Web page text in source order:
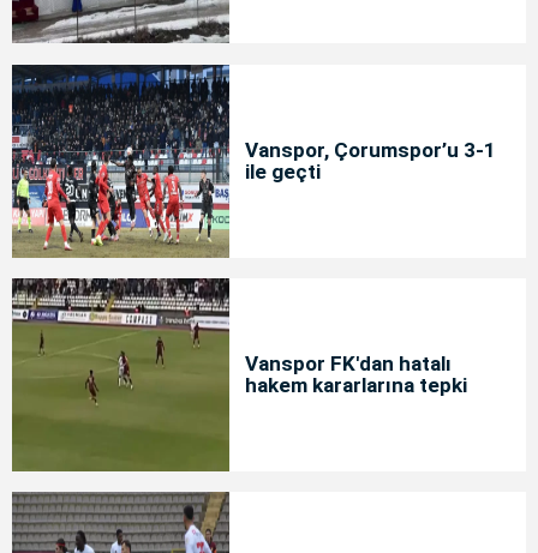
Vanspor, Çorumspor’u 3-1
ile geçti
Vanspor FK'dan hatalı
hakem kararlarına tepki